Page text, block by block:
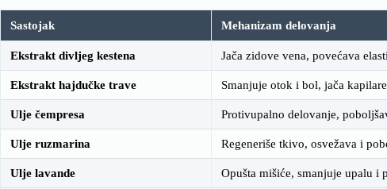
Sastojak Mehanizam delovanja
Ekstrakt divljeg kestena Jača zidove vena, povećava
Ekstrakt hajdučke trave Smanjuje otok i bol, jača kapilare
Ulje čempresa Protivupalno delovanje,
Ulje ruzmarina Regeneriše tkivo, osvežava i
Ulje lavande Opušta mišiće, smanjuje upalu i